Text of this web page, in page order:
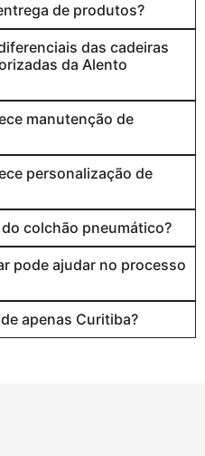
de produtos?
das cadeiras
da Alento
manutenção de
personalização de
colchão pneumático?
pode ajudar no processo
apenas Curitiba?